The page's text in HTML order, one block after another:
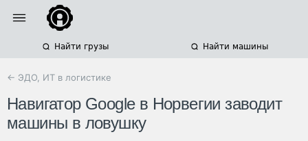
Найти грузы Найти машины
← ЭДО, ИТ в логистике
Навигатор Google в Норвегии заводит
машины в ловушку